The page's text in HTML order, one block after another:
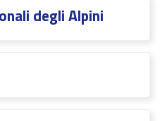
degli Alpini